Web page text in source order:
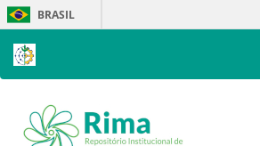
Skip
navigation
BRASIL